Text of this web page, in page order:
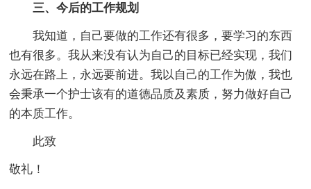
三、今后的工作规划
我知道，自己要做的工作还有很多，要学习的东西
也有很多。我从来没有认为自己的目标已经实现，我们
永远在路上，永远要前进。我以自己的工作为傲，我也
会秉承一个护士该有的道德品质及素质，努力做好自己
的本质工作。
此致
敬礼！